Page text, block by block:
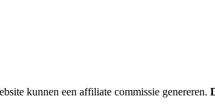
kunnen een affiliate commissie genereren.